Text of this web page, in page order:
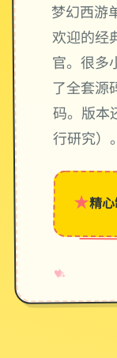
梦幻西游
欢迎的经
官。很多
了全套源
码。版本
行研究）
★精
♥
✧
→